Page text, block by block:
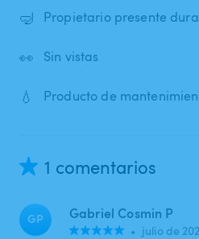
🤿 Propietario presente
👀 Sin vistas
💧 Producto de
1 comentarios
GP Gabriel Cosmin P
• julio de